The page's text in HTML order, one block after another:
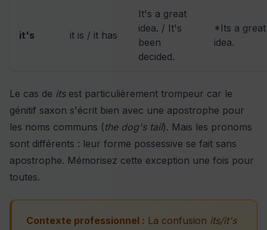
it's it is / it has
It's a great
idea. / It's
been
decided.
*Its a great
idea.
Le cas de itsest particulièrement trompeur car le
génitif saxon s'écrit bien avec une apostrophe pour
les noms communs (the dog's tail). Mais les pronoms
sont différents : leur forme possessive se fait sans
apostrophe. Mémorisez cette exception une fois pour
toutes.
Contexte professionnel : La confusion its/it's